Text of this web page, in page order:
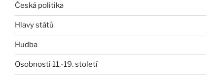
Česká politika
Hlavy států
Hudba
Osobnosti 11.-19. století